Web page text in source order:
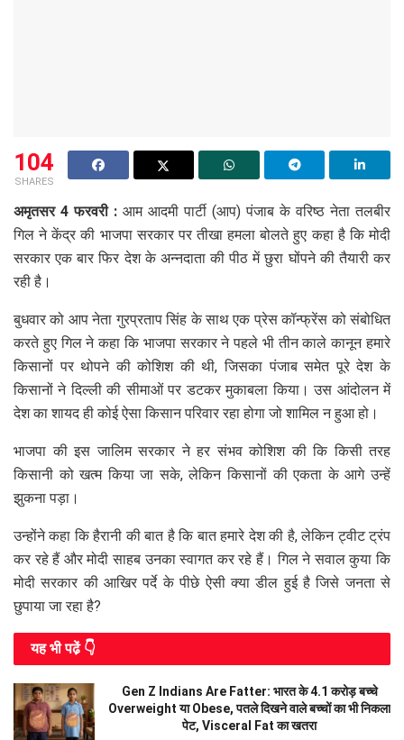
104
SHARES
अमृतसर 4 फरवरी : आम आदमी पार्टी (आप) पंजाब के वरिष्ठ नेता तलबीर
गिल ने केंद्र की भाजपा सरकार पर तीखा हमला बोलते हुए कहा है कि मोदी
सरकार एक बार फिर देश के अन्नदाता की पीठ में छुरा घोंपने की तैयारी कर
रही है।
बुधवार को आप नेता गुरप्रताप सिंह के साथ एक प्रेस कॉन्फ्रेंस को संबोधित
करते हुए गिल ने कहा कि भाजपा सरकार ने पहले भी तीन काले कानून हमारे
किसानों पर थोपने की कोशिश की थी, जिसका पंजाब समेत पूरे देश के
किसानों ने दिल्ली की सीमाओं पर डटकर मुकाबला किया। उस आंदोलन में
देश का शायद ही कोई ऐसा किसान परिवार रहा होगा जो शामिल न हुआ हो।
भाजपा की इस जालिम सरकार ने हर संभव कोशिश की कि किसी तरह
किसानी को खत्म किया जा सके, लेकिन किसानों की एकता के आगे उन्हें
झुकना पड़ा।
उन्होंने कहा कि हैरानी की बात है कि बात हमारे देश की है, लेकिन ट्वीट ट्रंप
कर रहे हैं और मोदी साहब उनका स्वागत कर रहे हैं। गिल ने सवाल कुया कि
मोदी सरकार की आखिर पर्दे के पीछे ऐसी क्या डील हुई है जिसे जनता से
छुपाया जा रहा है?
यह भी पढे़ं 👇
Gen Z Indians Are Fatter: भारत के 4.1 करोड़ बच्चे
Overweight या Obese, पतले दिखने वाले बच्चों का भी निकला
पेट, Visceral Fat का खतरा